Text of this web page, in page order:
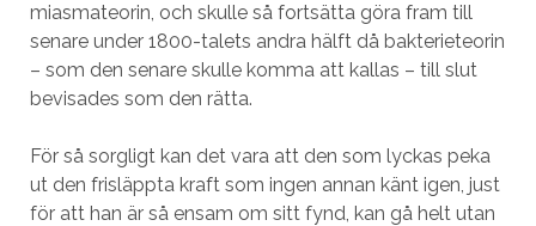
miasmateorin, och skulle så fortsätta göra fram till
senare under 1800-talets andra hälft då bakterieteorin
– som den senare skulle komma att kallas – till slut
bevisades som den rätta.
För så sorgligt kan det vara att den som lyckas peka
ut den frisläppta kraft som ingen annan känt igen, just
för att han är så ensam om sitt fynd, kan gå helt utan